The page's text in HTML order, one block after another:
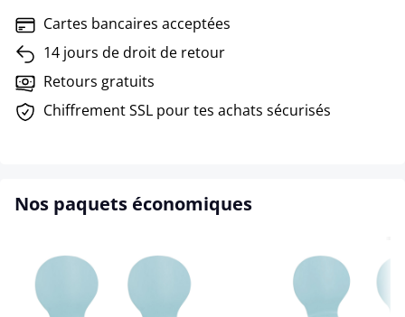
Cartes bancaires acceptées
14 jours de droit de retour
Retours gratuits
Chiffrement SSL pour tes achats sécurisés
Nos paquets économiques